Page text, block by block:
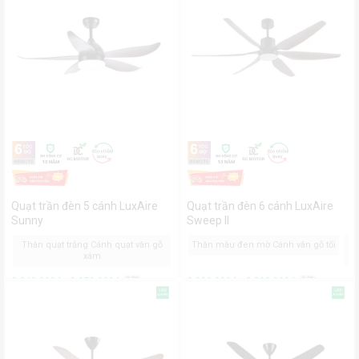
Quạt trần đèn 5 cánh LuxAire
Sunny
Thân quạt trắng Cánh quạt vân gỗ
xám
Thân quạt đen Cánh quạt vân gỗ tối
3,360,000₫ - 3,950,000₫ -20%
Quạt trần đèn 6 cánh LuxAire
Sweep II
Thân màu đen mờ Cánh vân gỗ tối
2,880,000₫ - 3,390,000₫ -20%